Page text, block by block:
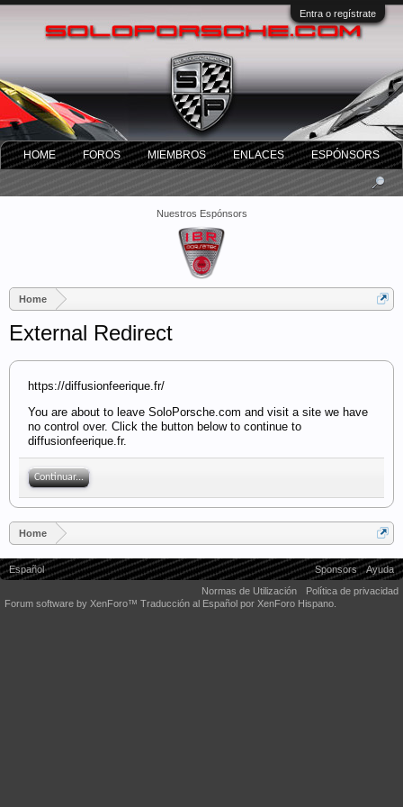
Entra o regístrate
Nuestros Espónsors
Home
External Redirect
https://diffusionfeerique.fr/
You are about to leave SoloPorsche.com and visit a site we have
no control over. Click the button below to continue to
diffusionfeerique.fr.
Continuar...
Home
HOME FOROS MIEMBROS ENLACES ESPÓNSORS
Español Sponsors
Ayuda
Normas de Utilización
Política de privacidad
Forum software by XenForo™ Traducción al Español por XenForo Hispano.